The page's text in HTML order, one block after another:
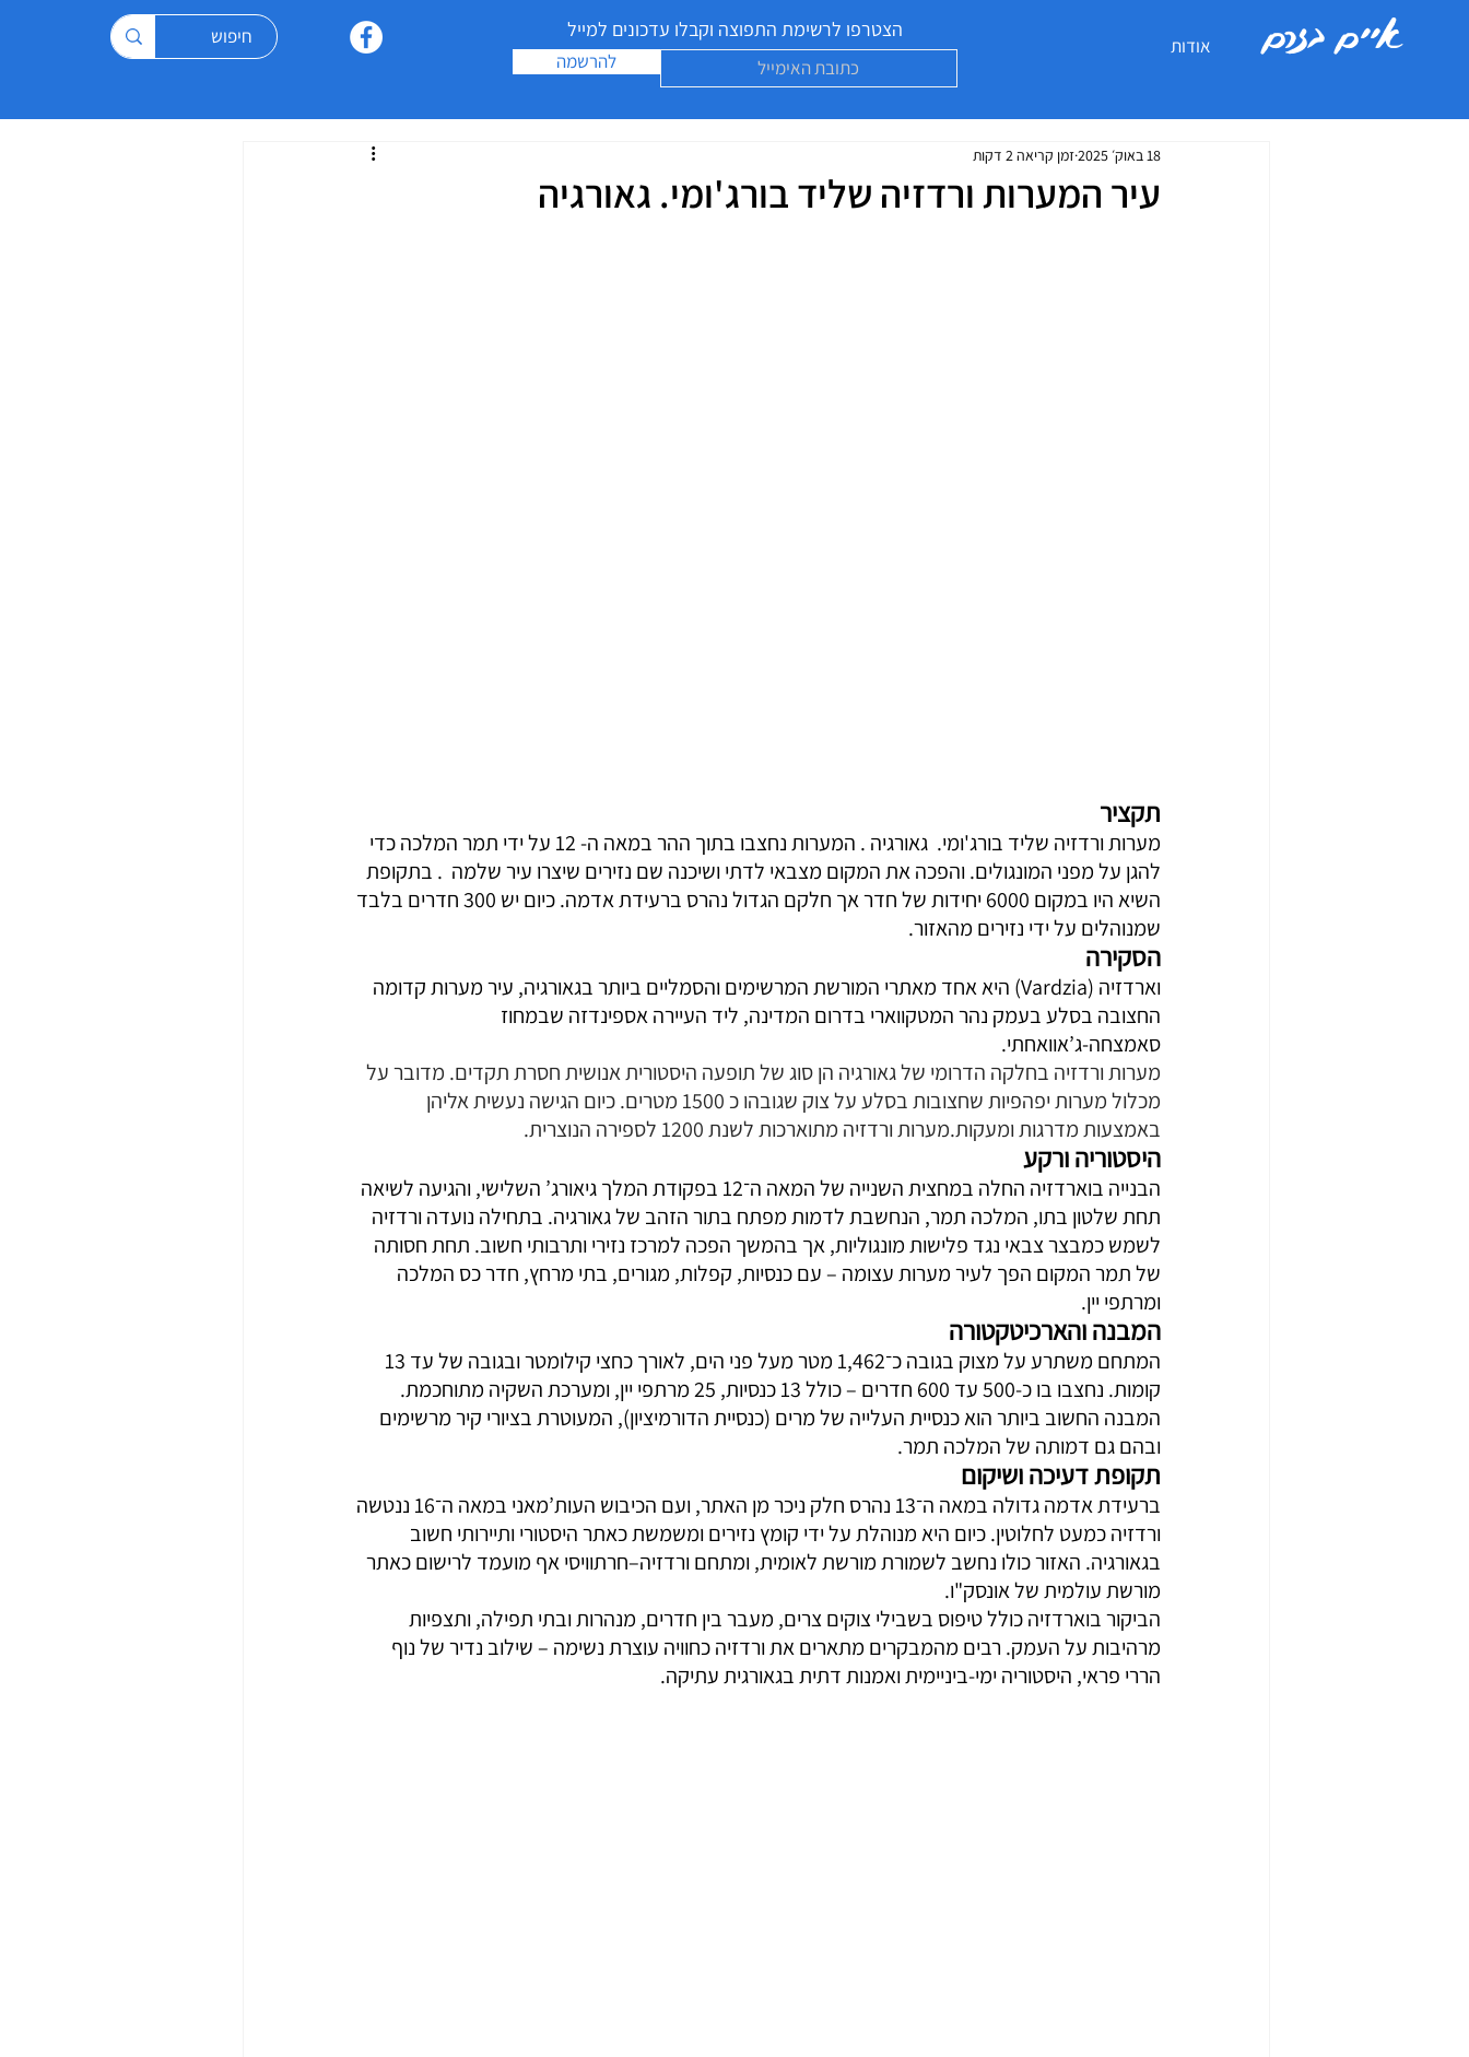
הצטרפו לרשימת התפוצה וקבלו עדכונים למייל
להרשמה
אודות איים בזרם
עיר המערות ורדזיה שליד בורג'ומי. גאורגיה
18 באוק׳ 2025 זמן קריאה 2 דקות
תקציר
מערות ורדזיה שליד בורג'ומי.  גאורגיה . המערות נחצבו בתוך ההר במאה ה- 12 על ידי תמר המלכה כדי
להגן על מפני המונגולים. והפכה את המקום מצבאי לדתי ושיכנה שם נזירים שיצרו עיר שלמה  . בתקופת
השיא היו במקום 6000 יחידות של חדר אך חלקם הגדול נהרס ברעידת אדמה. כיום יש 300 חדרים בלבד
שמנוהלים על ידי נזירים מהאזור.
הסקירה
וארדזיה (Vardzia) היא אחד מאתרי המורשת המרשימים והסמליים ביותר בגאורגיה, עיר מערות קדומה
החצובה בסלע בעמק נהר המטקווארי בדרום המדינה, ליד העיירה אספינדזה שבמחוז
סאמצחה-ג’אוואחתי.
מערות ורדזיה בחלקה הדרומי של גאורגיה הן סוג של תופעה היסטורית אנושית חסרת תקדים. מדובר על
מכלול מערות יפהפיות שחצובות בסלע על צוק שגובהו כ 1500 מטרים. כיום הגישה נעשית אליהן
באמצעות מדרגות ומעקות.מערות ורדזיה מתוארכות לשנת 1200 לספירה הנוצרית.
היסטוריה ורקע
הבנייה בוארדזיה החלה במחצית השנייה של המאה ה־12 בפקודת המלך גיאורג’ השלישי, והגיעה לשיאה
תחת שלטון בתו, המלכה תמר, הנחשבת לדמות מפתח בתור הזהב של גאורגיה. בתחילה נועדה ורדזיה
לשמש כמבצר צבאי נגד פלישות מונגוליות, אך בהמשך הפכה למרכז נזירי ותרבותי חשוב. תחת חסותה
של תמר המקום הפך לעיר מערות עצומה – עם כנסיות, קפלות, מגורים, בתי מרחץ, חדר כס המלכה
ומרתפי יין.​​
המבנה והארכיטקטורה
קומות. נחצבו בו כ-500 עד 600 חדרים – כולל 13 כנסיות, 25 מרתפי יין, ומערכת השקיה מתוחכמת.
המבנה החשוב ביותר הוא כנסיית העלייה של מרים (כנסיית הדורמיציון), המעוטרת בציורי קיר מרשימים
ובהם גם דמותה של המלכה תמר.
תקופת דעיכה ושיקום
ברעידת אדמה גדולה במאה ה־13 נהרס חלק ניכר מן האתר, ועם הכיבוש העות’מאני במאה ה־16 ננטשה
ורדזיה כמעט לחלוטין. כיום היא מנוהלת על ידי קומץ נזירים ומשמשת כאתר היסטורי ותיירותי חשוב
בגאורגיה. האזור כולו נחשב לשמורת מורשת לאומית, ומתחם ורדזיה–חרתוויסי אף מועמד לרישום כאתר
מורשת עולמית של אונסק"ו.
הביקור בוארדזיה כולל טיפוס בשבילי צוקים צרים, מעבר בין חדרים, מנהרות ובתי תפילה, ותצפיות
מרהיבות על העמק. רבים מהמבקרים מתארים את ורדזיה כחוויה עוצרת נשימה – שילוב נדיר של נוף
הררי פראי, היסטוריה ימי-ביניימית ואמנות דתית בגאורגית עתיקה.